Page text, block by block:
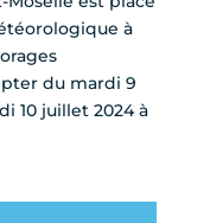
à
du mardi 9
10 juillet 2024 à